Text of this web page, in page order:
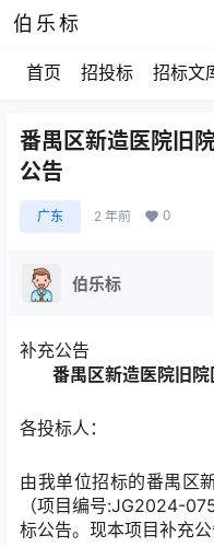
伯乐标
首页 招投标 招标文
番禺区新造医院旧
公告
广东 2 年前 0
伯乐标
补充公告
番禺区新造医院旧
各投标人：
由我单位招标的番禺区
（项目编号:JG2024-
标公告。现本项目补充公